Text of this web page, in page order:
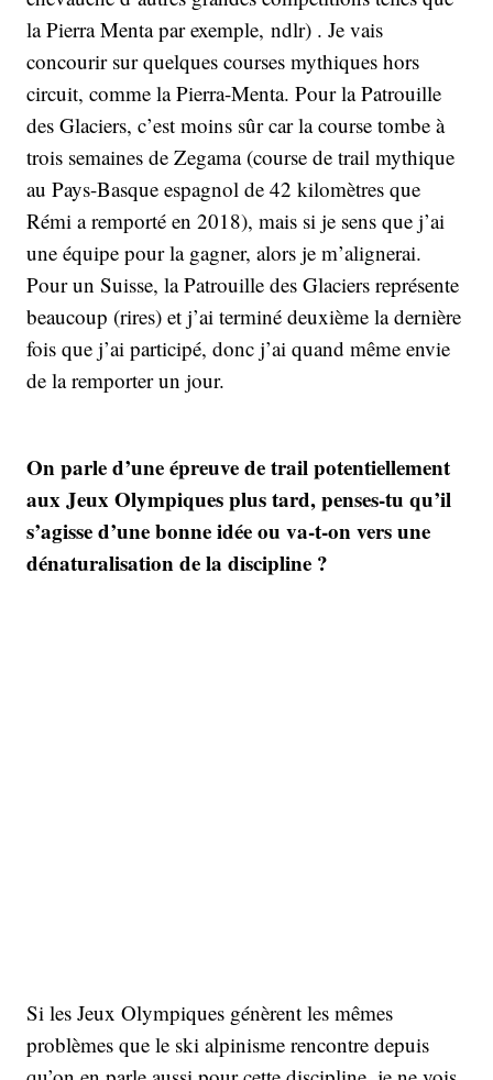
la Pierra Menta par exemple, ndlr) . Je vais
concourir sur quelques courses mythiques hors
circuit, comme la Pierra-Menta. Pour la Patrouille
des Glaciers, c’est moins sûr car la course tombe à
trois semaines de Zegama (course de trail mythique
au Pays-Basque espagnol de 42 kilomètres que
Rémi a remporté en 2018), mais si je sens que j’ai
une équipe pour la gagner, alors je m’alignerai.
Pour un Suisse, la Patrouille des Glaciers représente
beaucoup (rires) et j’ai terminé deuxième la dernière
fois que j’ai participé, donc j’ai quand même envie
de la remporter un jour.
On parle d’une épreuve de trail potentiellement
aux Jeux Olympiques plus tard, penses-tu qu’il
s’agisse d’une bonne idée ou va-t-on vers une
dénaturalisation de la discipline ?
Si les Jeux Olympiques génèrent les mêmes
problèmes que le ski alpinisme rencontre depuis